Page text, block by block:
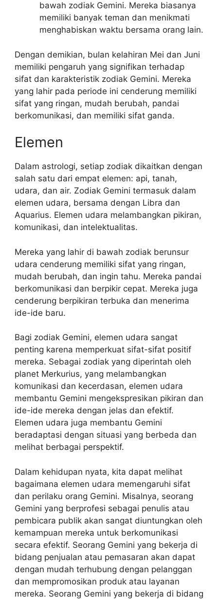
bawah zodiak Gemini. Mereka biasanya
memiliki banyak teman dan menikmati
menghabiskan waktu bersama orang lain.
Dengan demikian, bulan kelahiran Mei dan Juni
memiliki pengaruh yang signifikan terhadap
sifat dan karakteristik zodiak Gemini. Mereka
yang lahir pada periode ini cenderung memiliki
sifat yang ringan, mudah berubah, pandai
berkomunikasi, dan memiliki sifat ganda.
Elemen
Dalam astrologi, setiap zodiak dikaitkan dengan
salah satu dari empat elemen: api, tanah,
udara, dan air. Zodiak Gemini termasuk dalam
elemen udara, bersama dengan Libra dan
Aquarius. Elemen udara melambangkan pikiran,
komunikasi, dan intelektualitas.
Mereka yang lahir di bawah zodiak berunsur
udara cenderung memiliki sifat yang ringan,
mudah berubah, dan ingin tahu. Mereka pandai
berkomunikasi dan berpikir cepat. Mereka juga
cenderung berpikiran terbuka dan menerima
ide-ide baru.
Bagi zodiak Gemini, elemen udara sangat
penting karena memperkuat sifat-sifat positif
mereka. Sebagai zodiak yang diperintah oleh
planet Merkurius, yang melambangkan
komunikasi dan kecerdasan, elemen udara
membantu Gemini mengekspresikan pikiran dan
ide-ide mereka dengan jelas dan efektif.
Elemen udara juga membantu Gemini
beradaptasi dengan situasi yang berbeda dan
melihat berbagai perspektif.
Dalam kehidupan nyata, kita dapat melihat
bagaimana elemen udara memengaruhi sifat
dan perilaku orang Gemini. Misalnya, seorang
Gemini yang berprofesi sebagai penulis atau
pembicara publik akan sangat diuntungkan oleh
kemampuan mereka untuk berkomunikasi
secara efektif. Seorang Gemini yang bekerja di
bidang penjualan atau pemasaran akan dapat
dengan mudah terhubung dengan pelanggan
dan mempromosikan produk atau layanan
mereka. Seorang Gemini yang bekerja di bidang